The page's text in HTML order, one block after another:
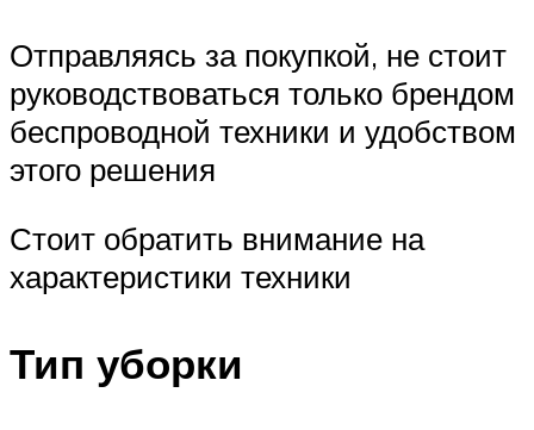
Отправляясь за покупкой, не стоит
руководствоваться только брендом
беспроводной техники и удобством
этого решения
Стоит обратить внимание на
характеристики техники
Тип уборки